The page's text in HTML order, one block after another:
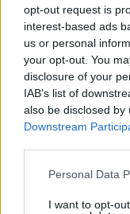
opt-out request is
interest-based ads
us or personal
your opt-out. You
disclosure of your
IAB’s list of
also be disclosed
Downstream
Please note that
not limited to your
Personal Data
I want to opt-
ΤΑ ΠΙΟ